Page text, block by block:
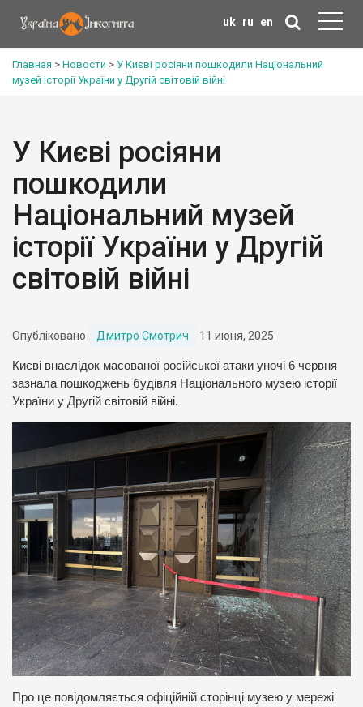
uk ru en
Главная > Новости > У Києві росіяни пошкодили Національний
музей історії України у Другій світовій війні
У Києві росіяни
пошкодили
Національний музей
історії України у Другій
світовій війні
Опубліковано Дмитро Смотрич 11 июня, 2025
Києві внаслідок масованої російської атаки уночі 6 червня
зазнала пошкоджень будівля Національного музею історії
України у Другій світовій війні.
Про це повідомляється офіційній сторінці музею у мережі